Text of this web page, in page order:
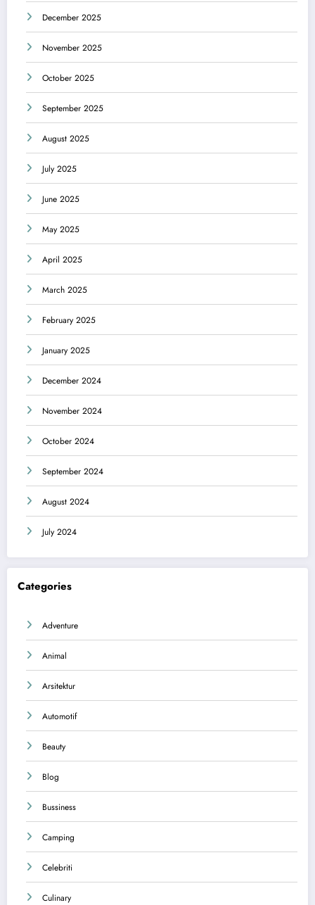
December 2025
November 2025
October 2025
September 2025
August 2025
July 2025
June 2025
May 2025
April 2025
March 2025
February 2025
January 2025
December 2024
November 2024
October 2024
September 2024
August 2024
July 2024
Categories
Adventure
Animal
Arsitektur
Automotif
Beauty
Blog
Bussiness
Camping
Celebriti
Culinary